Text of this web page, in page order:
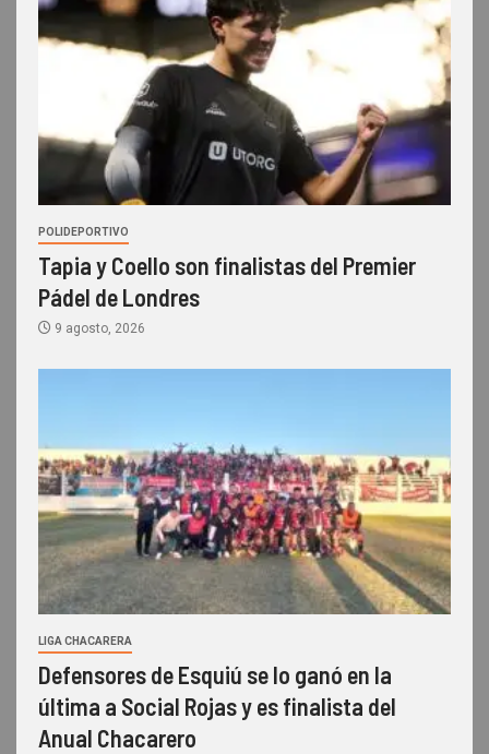
POLIDEPORTIVO
Tapia y Coello son finalistas del Premier
Pádel de Londres
9 agosto, 2026
LIGA CHACARERA
Defensores de Esquiú se lo ganó en la
última a Social Rojas y es finalista del
Anual Chacarero